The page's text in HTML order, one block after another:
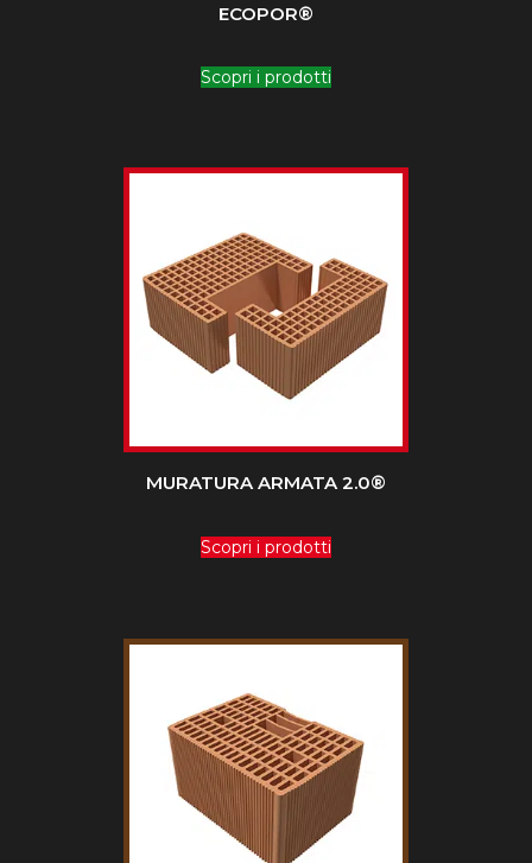
ECOPOR®
Scopri i prodotti
MURATURA ARMATA 2.0®
Scopri i prodotti